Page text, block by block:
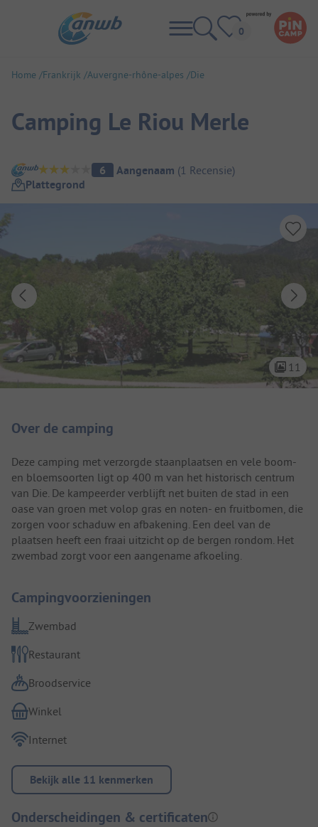
Home Frankrijk Auvergne-rhône-alpes Die
Camping Le Riou Merle
Camping overzicht
6 Aangenaam (1 Recensie)
Plattegrond
11
Over de camping
Deze camping met verzorgde staanplaatsen en vele boom-
en bloemsoorten ligt op 400 m van het historisch centrum
van Die. De kampeerder verblijft net buiten de stad in een
oase van groen met volop gras en noten- en fruitbomen, die
zorgen voor schaduw en afbakening. Een deel van de
plaatsen heeft een fraai uitzicht op de bergen rondom. Het
zwembad zorgt voor een aangename afkoeling.
Campingvoorzieningen
Zwembad
Restaurant
Broodservice
Winkel
Internet
Bekijk alle 11 kenmerken
Onderscheidingen & certificaten